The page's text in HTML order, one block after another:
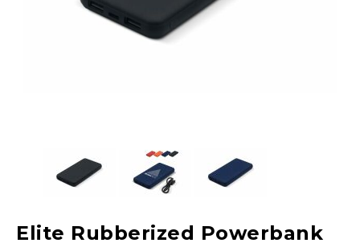
Elite Rubberized Powerbank